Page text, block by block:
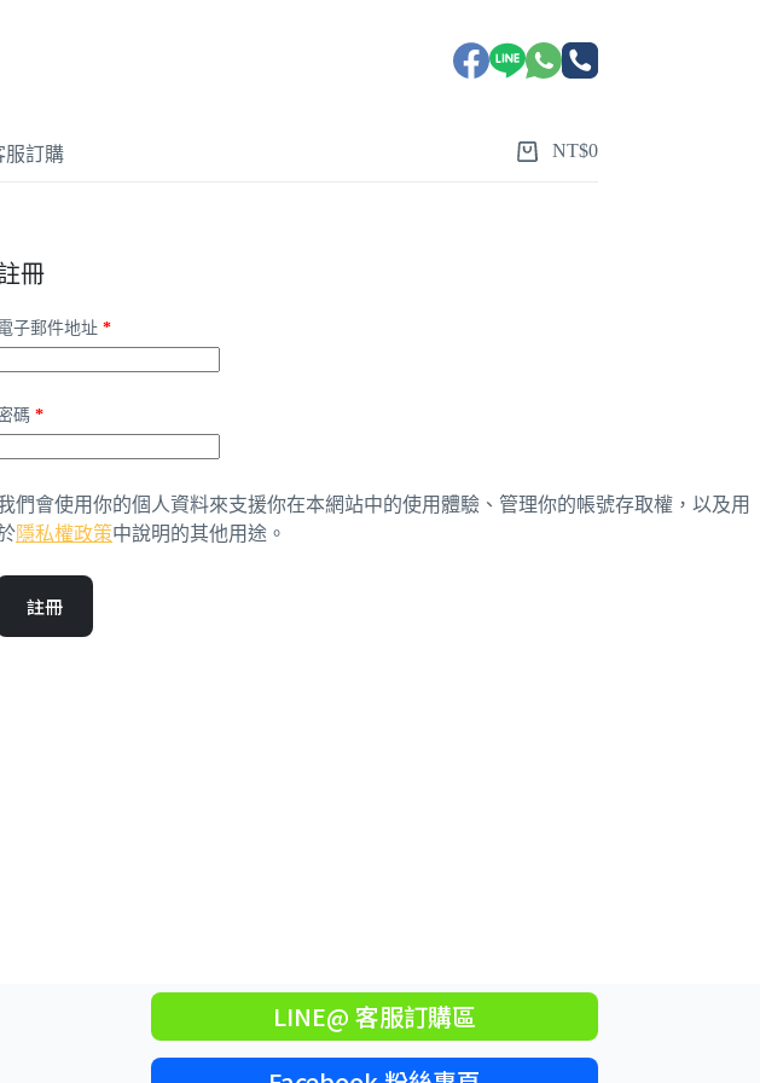
服訂購 NT$0
冊
子郵件地址 *
碼 *
們會使用你的個人資料來支援你在本網站中的使用體驗、管理你的帳號存取權，以及用
隱私權政策中說明的其他用途。
註冊
LINE@ 客服訂購區